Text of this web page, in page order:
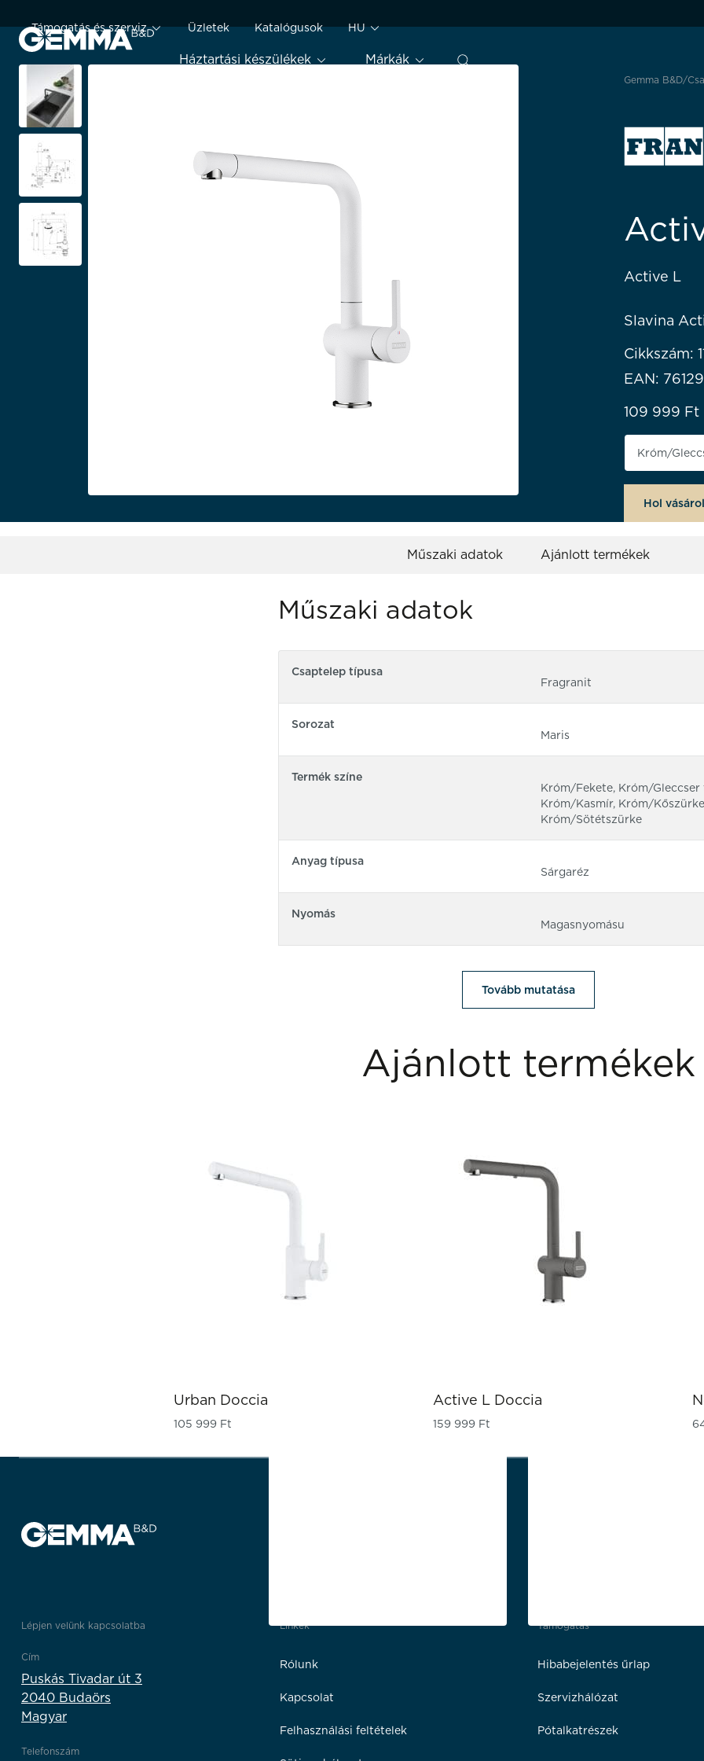
Háztartási készülékek Márkák
Támogatás és szerviz Üzletek Katalógusok HU
Gemma B&D
Active L
Slavina
Cikkszám:
EAN:
109 999 Ft
Termék
Hol
Műszaki adatok Ajánlott termékek
Műszaki adatok
Csaptelep típusa
Fragranit
Sorozat
Maris
Termék színe
Króm/Fekete, Króm/Gleccser
Króm/Kasmír, Króm/
Króm/Sötétszürke
Anyag típusa
Sárgaréz
Nyomás
Magasnyomásu
Tovább mutatása
Ajánlott termékek
Urban Doccia
105 999 Ft
Active L Doccia
159 999 Ft
Lépjen velünk kapcsolatba
Cím
Puskás Tivadar út 3
2040 Budaörs
Magyar
Telefonszám
Linkek
Rólunk
Kapcsolat
Felhasználási feltételek
Támogatás
Hibabejelentés űrlap
Szervizhálózat
Pótalkatrészek